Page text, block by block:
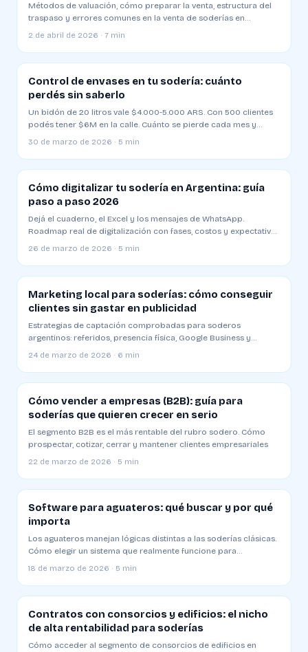
Métodos de valuación, cómo preparar la venta, estructura del
traspaso y errores comunes en la venta de soderías en
Argentina
2 de abril de 2026 · 7 min
Control de envases en tu sodería: cuánto
perdés sin saberlo
Un bidón de 20 litros vale $4.000-5.000 ARS. Con 500 clientes
podés tener $6M en la calle. Cuánto se pierde cada mes y
cómo evitarlo
30 de marzo de 2026 · 5 min
Cómo digitalizar tu sodería en Argentina: guía
paso a paso 2026
Dejá el cuaderno, el Excel y los mensajes de WhatsApp.
Roadmap real de digitalización con fases, costos y expectativas
de ROI
26 de marzo de 2026 · 5 min
Marketing local para soderías: cómo conseguir
clientes sin gastar en publicidad
Estrategias de captación comprobadas para soderos
argentinos: referidos, presencia física, Google Business y
alianzas locales
24 de marzo de 2026 · 6 min
Cómo vender a empresas (B2B): guía para
soderías que quieren crecer en serio
El segmento B2B es el más rentable del rubro sodero. Cómo
prospectar, cotizar, cerrar y mantener clientes empresariales
22 de marzo de 2026 · 5 min
Software para aguateros: qué buscar y por qué
importa
Los aguateros manejan lógicas distintas a las soderías clásicas.
Cómo elegir un sistema que realmente funcione para
distribución a zonas sin red
18 de marzo de 2026 · 5 min
Contratos con consorcios y edificios: el nicho
de alta rentabilidad para soderías
Cómo acceder al segmento de consorcios de edificios en